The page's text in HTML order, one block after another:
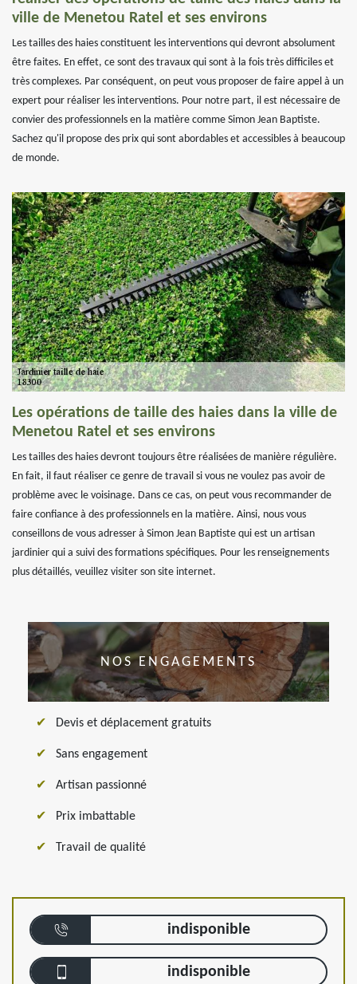
ville de Menetou Ratel et ses environs
Les tailles des haies constituent les interventions qui devront absolument
être faites. En effet, ce sont des travaux qui sont à la fois très difficiles et
très complexes. Par conséquent, on peut vous proposer de faire appel à un
expert pour réaliser les interventions. Pour notre part, il est nécessaire de
convier des professionnels en la matière comme Simon Jean Baptiste.
Sachez qu'il propose des prix qui sont abordables et accessibles à beaucoup
de monde.
Les opérations de taille des haies dans la ville de
Menetou Ratel et ses environs
Les tailles des haies devront toujours être réalisées de manière régulière.
En fait, il faut réaliser ce genre de travail si vous ne voulez pas avoir de
problème avec le voisinage. Dans ce cas, on peut vous recommander de
faire confiance à des professionnels en la matière. Ainsi, nous vous
conseillons de vous adresser à Simon Jean Baptiste qui est un artisan
jardinier qui a suivi des formations spécifiques. Pour les renseignements
plus détaillés, veuillez visiter son site internet.
NOS ENGAGEMENTS
Devis et déplacement gratuits
Sans engagement
Artisan passionné
Prix imbattable
Travail de qualité
indisponible
indisponible